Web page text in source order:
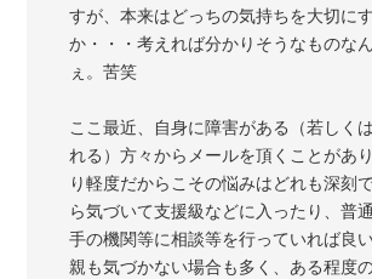
すが、本来はどっちの気持ちを大切に
か・・・考えれば分かりそうなものな
ぇ。苦笑
ここ最近、自身に障害がある（若しく
れる）方々からメールを頂くことがあ
り軽度だからこその悩みはどれも深刻
ら気づいて支援級などに入ったり、普
手の機関等に相談等を行っていれば良い
親も気づかない場合も多く、ある程度